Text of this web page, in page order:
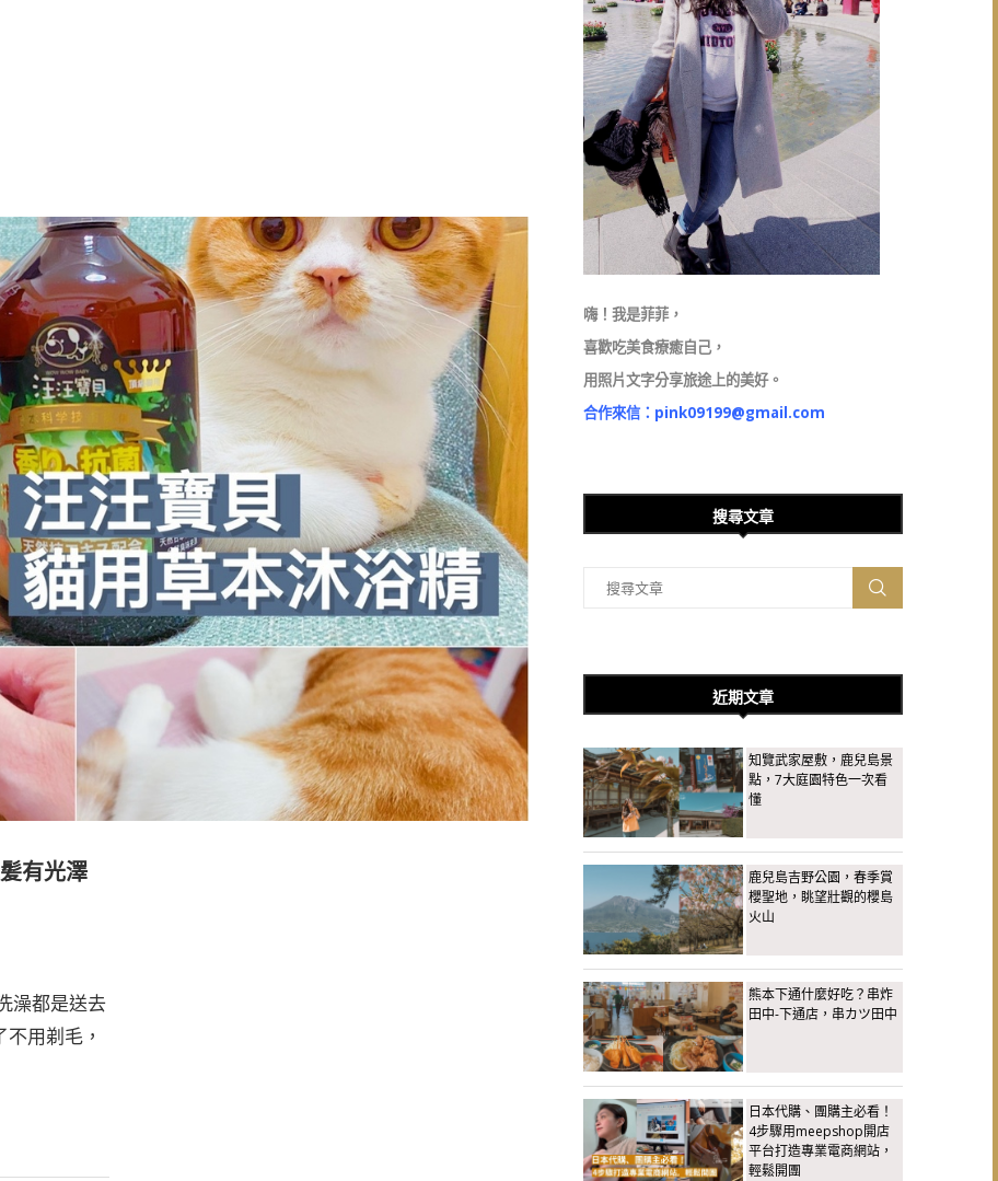
有光澤
澡都是送去
用剃毛，
嗨！我是菲菲，
喜歡吃美食療癒自己，
用照片文字分享旅途上的美好。
合作來信： pink09199@gmail.com
搜尋文章
近期文章
知覽武家屋敷，鹿兒島景
點，7大庭園特色一次看
懂
鹿兒島吉野公園，春季賞
櫻聖地，眺望壯觀的櫻島
火山
熊本下通什麼好吃？串炸
田中-下通店，串カツ田中
日本代購、團購主必看！
4步驟用meepshop開店
平台打造專業電商網站，
輕鬆開團